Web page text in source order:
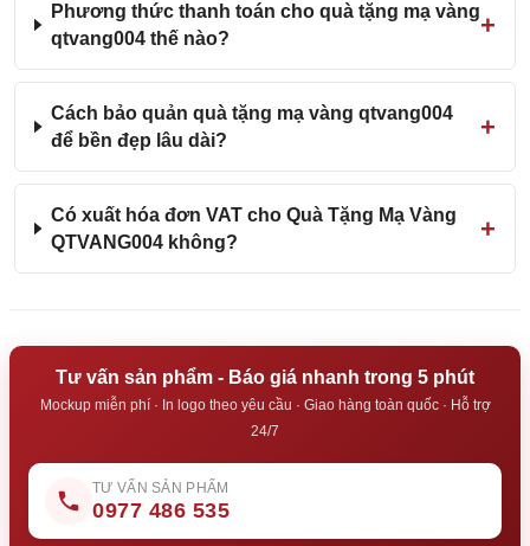
Phương thức thanh toán cho quà tặng mạ vàng
qtvang004 thế nào?
Cách bảo quản quà tặng mạ vàng qtvang004
để bền đẹp lâu dài?
Có xuất hóa đơn VAT cho Quà Tặng Mạ Vàng
QTVANG004 không?
Tư vấn sản phẩm - Báo giá nhanh trong 5 phút
Mockup miễn phí · In logo theo yêu cầu · Giao hàng toàn quốc · Hỗ trợ
24/7
TƯ VẤN SẢN PHẨM
0977 486 535